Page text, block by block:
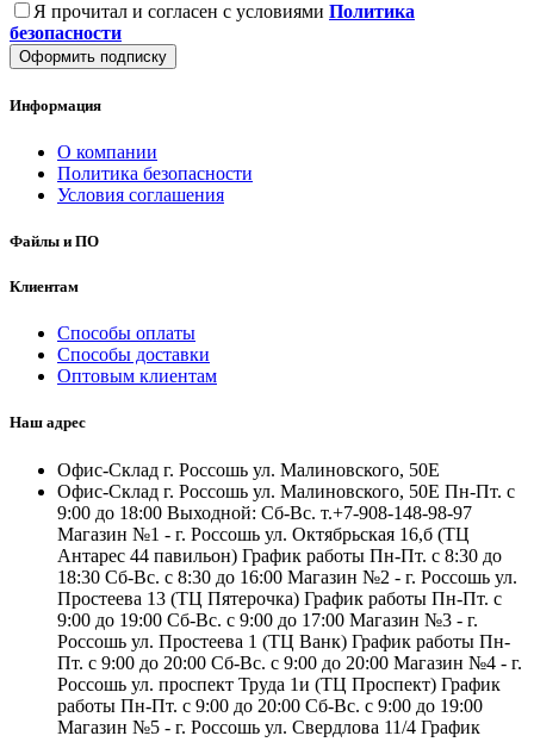
Я прочитал и согласен с условиями Политика
безопасности
Оформить подписку
Информация
О компании
Политика безопасности
Условия соглашения
Файлы и ПО
Клиентам
Способы оплаты
Способы доставки
Оптовым клиентам
Наш адрес
Офис-Склад г. Россошь ул. Малиновского, 50Е
Офис-Склад г. Россошь ул. Малиновского, 50Е Пн-Пт. с
9:00 до 18:00 Выходной: Сб-Вс. т.+7-908-148-98-97
Магазин №1 - г. Россошь ул. Октябрьская 16,б (ТЦ
Антарес 44 павильон) График работы Пн-Пт. с 8:30 до
18:30 Сб-Вс. с 8:30 до 16:00 Магазин №2 - г. Россошь ул.
Простеева 13 (ТЦ Пятерочка) График работы Пн-Пт. с
9:00 до 19:00 Сб-Вс. с 9:00 до 17:00 Магазин №3 - г.
Россошь ул. Простеева 1 (ТЦ Ванк) График работы Пн-
Пт. с 9:00 до 20:00 Сб-Вс. с 9:00 до 20:00 Магазин №4 - г.
Россошь ул. проспект Труда 1и (ТЦ Проспект) График
работы Пн-Пт. с 9:00 до 20:00 Сб-Вс. с 9:00 до 19:00
Магазин №5 - г. Россошь ул. Свердлова 11/4 График